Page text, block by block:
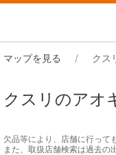
マップを見る クス
クスリのアオ
欠品等により、店舗に行って
また、取扱店舗検索は過去の